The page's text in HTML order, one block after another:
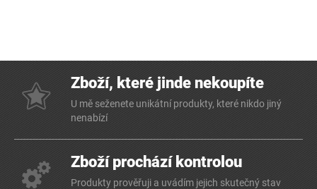
Zboží, které jinde nekoupíte
U mě seženete unikátní produkty, které nikdo jiný
nenabízí
Zboží prochází kontrolou
Produkty prověřuji a uvádím jejich skutečný stav